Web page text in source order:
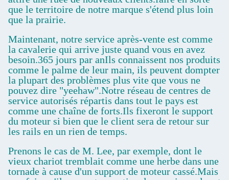
que le territoire de notre marque s'étend plus loin
que la prairie.
Maintenant, notre service après-vente est comme
la cavalerie qui arrive juste quand vous en avez
besoin.365 jours par anIls connaissent nos produits
comme le palme de leur main, ils peuvent dompter
la plupart des problèmes plus vite que vous ne
pouvez dire "yeehaw".Notre réseau de centres de
service autorisés répartis dans tout le pays est
comme une chaîne de forts.Ils fixeront le support
du moteur si bien que le client sera de retour sur
les rails en un rien de temps.
Prenons le cas de M. Lee, par exemple, dont le
vieux chariot tremblait comme une herbe dans une
tornade à cause d'un support de moteur cassé.Mais